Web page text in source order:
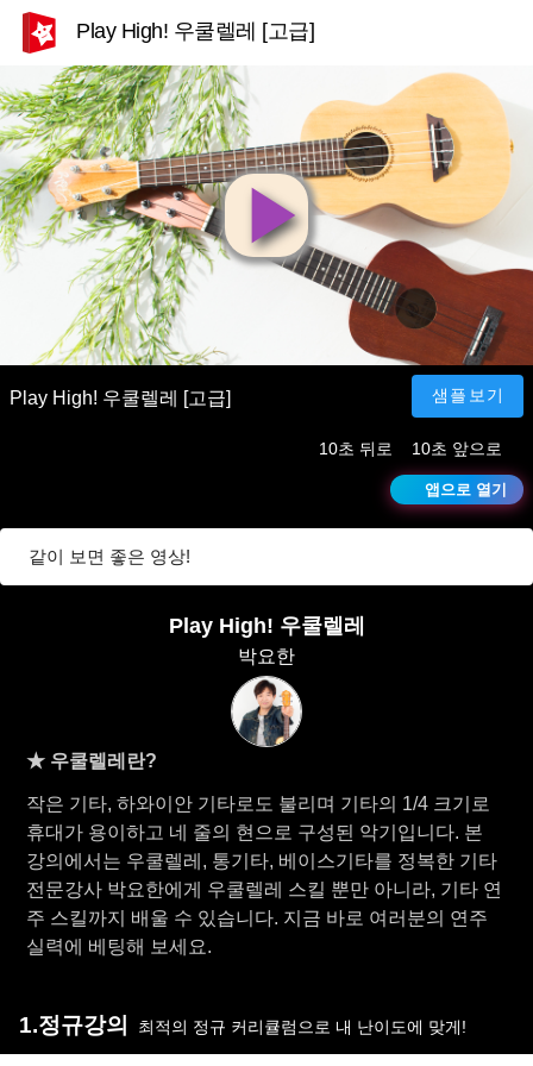
Play High! 우쿨렐레 [고급]
영
상
재
생
Play High! 우쿨렐레 [고급] 샘플보기
10초 뒤로 10초 앞으로
앱으로 열기
같이 보면 좋은 영상!
Play High! 우쿨렐레
박요한
★ 우쿨렐레란?
작은 기타, 하와이안 기타로도 불리며 기타의 1/4 크기로
휴대가 용이하고 네 줄의 현으로 구성된 악기입니다. 본
강의에서는 우쿨렐레, 통기타, 베이스기타를 정복한 기타
전문강사 박요한에게 우쿨렐레 스킬 뿐만 아니라, 기타 연
주 스킬까지 배울 수 있습니다. 지금 바로 여러분의 연주
실력에 베팅해 보세요.
1.정규강의 최적의 정규 커리큘럼으로 내 난이도에 맞게!